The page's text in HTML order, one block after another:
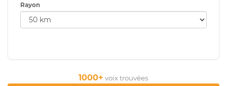
Rayon
1000+ voix trouvées